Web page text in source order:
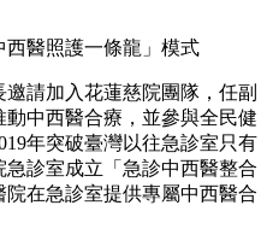
醫照護一條龍」模式
請加入花蓮慈院團隊，任副
中西醫合療，並參與全民健
年突破臺灣以往急診室只有
診室成立「急診中西醫整合
在急診室提供專屬中西醫合